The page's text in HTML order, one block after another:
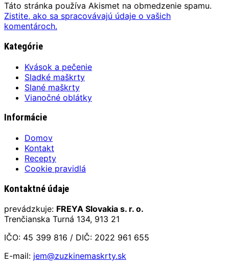
Táto stránka používa Akismet na obmedzenie spamu.
Zistite, ako sa spracovávajú údaje o vašich
komentároch.
Kategórie
Kvások a pečenie
Sladké maškrty
Slané maškrty
Vianočné oblátky
Informácie
Domov
Kontakt
Recepty
Cookie pravidlá
Kontaktné údaje
prevádzkuje: FREYA Slovakia s. r. o.
Trenčianska Turná 134, 913 21
IČO: 45 399 816 / DIČ: 2022 961 655
E-mail: jem@zuzkinemaskrty.sk